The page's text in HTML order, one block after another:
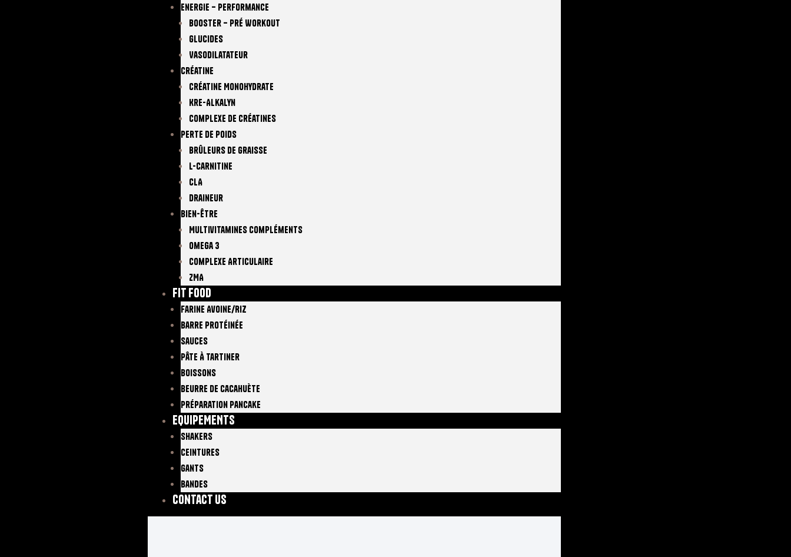
Energie – Performance
Booster – Pré Workout
Glucides
Vasodilatateur
Créatine
Créatine Monohydrate
Kre-Alkalyn
Complexe De Créatines
Perte De Poids
Brûleurs De Graisse
L-Carnitine
CLA
Draineur
Bien-Être
Multivitamines Compléments
Omega 3
Complexe Articulaire
ZMA
FIT FOOD
Farine Avoine/Riz
Barre Protéinée
Sauces
Pâte À Tartiner
Boissons
Beurre De Cacahuète
Préparation Pancake
EQUIPEMENTS
Shakers
Ceintures
Gants
Bandes
Contact Us